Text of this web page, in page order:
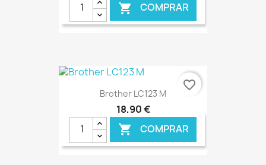
 COMPRAR
€ ONLINE
Brother LC123 M
18,90 €
 COMPRAR
favorite_border